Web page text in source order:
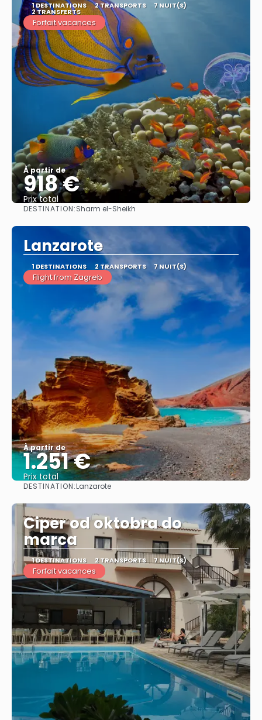
1 DESTINATIONS 2 TRANSPORTS 7 NUIT(S)
2 TRANSFERTS
Forfait vacances
À partir de
918 €
Prix ​​total
Afficher
DESTINATION:Sharm el-Sheikh
Lanzarote
1 DESTINATIONS 2 TRANSPORTS 7 NUIT(S)
Flight from Zagreb
À partir de
1.251 €
Prix ​​total
DESTINATION:Lanzarote
Ciper od oktobra do
marca
1 DESTINATIONS 2 TRANSPORTS 7 NUIT(S)
Forfait vacances